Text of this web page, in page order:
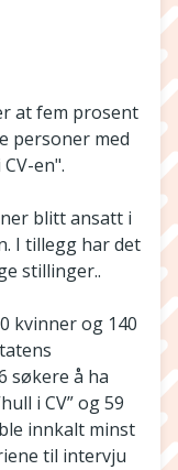
at fem prosent
personer med
en".
blitt ansatt i
I tillegg har det
stillinger..
kvinner og 140
søkere å ha
i CV” og 59
innkalt minst
til intervju